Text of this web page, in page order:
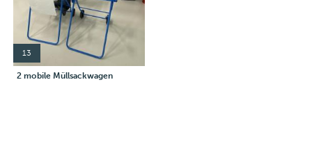
13
2 mobile Müllsackwagen